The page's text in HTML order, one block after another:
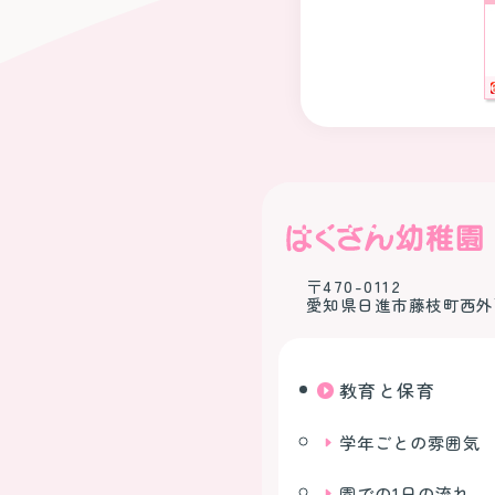
〒470-0112
愛知県日進市藤枝町西
教育と保育
学年ごとの雰囲気